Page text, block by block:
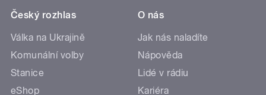
Český rozhlas
Válka na Ukrajině
Komunální volby
Stanice
eShop
O nás
Jak nás naladíte
Nápověda
Lidé v rádiu
Kariéra